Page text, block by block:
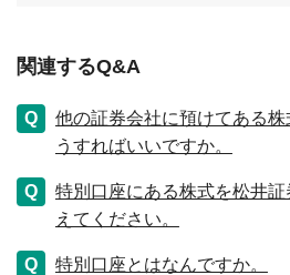
関連するQ&A
他の証券会社に預けてある
うすればいいですか。
特別口座にある株式を松井
えてください。
特別口座とはなんですか。